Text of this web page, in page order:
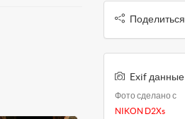
Поделиться
Exif данные
Фото сделано с
NIKON D2Xs